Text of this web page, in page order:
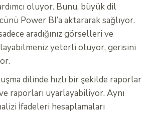
oluyor. Bunu, büyük dil
Power BI’a aktararak sağlıyor.
aradığınız görselleri ve
yeterli oluyor, gerisini
dilinde hızlı bir şekilde raporlar
raporları uyarlayabiliyor. Aynı
İfadeleri hesaplamaları